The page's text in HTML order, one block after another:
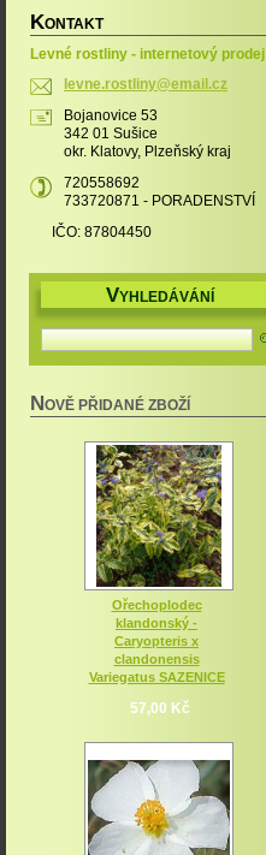
KONTAKT
Levné rostliny - internetový prodej
levne.rostliny@email.cz
Bojanovice 53
342 01 Sušice
okr. Klatovy, Plzeňský kraj
720558692
733720871 - PORADENSTVÍ
IČO: 87804450
VYHLEDÁVÁNÍ
NOVĚ PŘIDANÉ ZBOŽÍ
Ořechoplodec
klandonský -
Caryopteris x
clandonensis
Variegatus SAZENICE
57,00 Kč